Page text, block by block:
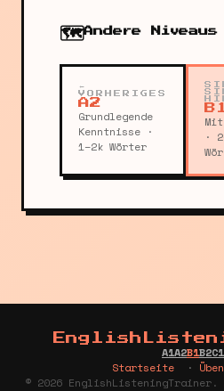
🗺️Andere Niveaus
←
VORHERIGES
A2
Grundlegende
Kenntnisse ·
1–2k Wörter
·
A1A2B1B2C1
Startseite · Üben
© 2026